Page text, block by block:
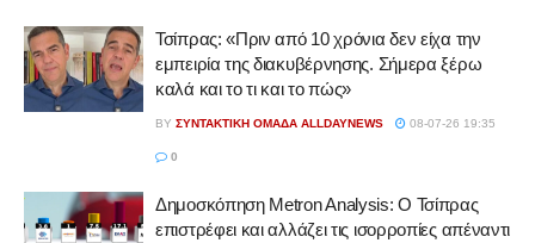
Τσίπρας: «Πριν από 10 χρόνια δεν είχα την
εμπειρία της διακυβέρνησης. Σήμερα ξέρω
καλά και το τι και το πώς»
BY ΣΥΝΤΑΚΤΙΚΉ ΟΜΆΔΑ ALLDAYNEWS 08-07-26 19:35
0
Δημοσκόπηση Metron Analysis: Ο Τσίπρας
επιστρέφει και αλλάζει τις ισορροπίες απέναντι